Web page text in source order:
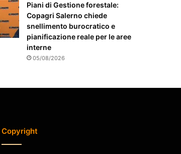
Piani di Gestione forestale:
Copagri Salerno chiede
snellimento burocratico e
pianificazione reale per le aree
interne
05/08/2026
Copyright